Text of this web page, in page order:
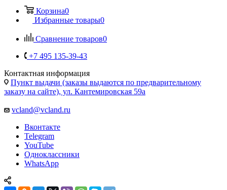
Корзина0
Избранные товары0
Сравнение товаров0
+7 495 135-39-43
Контактная информация
Пункт выдачи (заказы выдаются по предварительному
заказу на сайте), ул. Кантемировская 59а
vcland@vcland.ru
Вконтакте
Telegram
YouTube
Одноклассники
WhatsApp